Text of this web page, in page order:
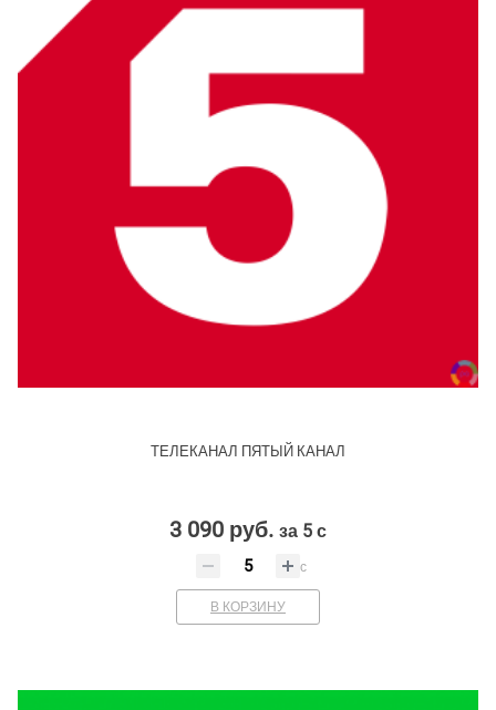
ТЕЛЕКАНАЛ ПЯТЫЙ КАНАЛ
3 090 руб. за 5 с
с
В КОРЗИНУ